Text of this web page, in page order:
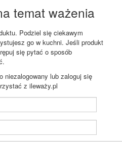
temat ważenia
Podziel się ciekawym
go w kuchni. Jeśli produkt
się pytać o sposób
niezalogowany lub zaloguj się
z ileważy.pl